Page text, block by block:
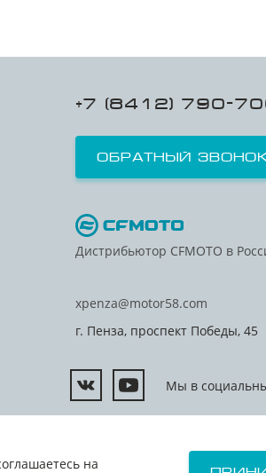
+7 (8412) 790-
Обратный
Дистрибьютор CFMOTO в
xpenza@motor58.com
г. Пенза, проспект Победы, 45
Мы в
на